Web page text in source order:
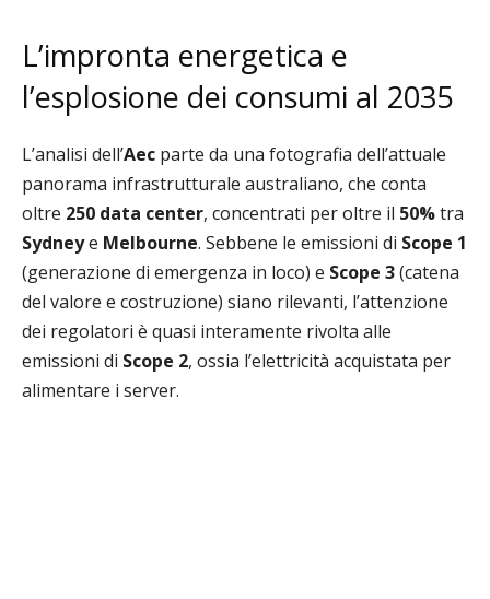
L’impronta energetica e
l’esplosione dei consumi al 2035
L’analisi dell’Aec parte da una fotografia dell’attuale
panorama infrastrutturale australiano, che conta
oltre 250 data center, concentrati per oltre il 50%tra
Sydneye Melbourne. Sebbene le emissioni di Scope 1
(generazione di emergenza in loco) e Scope 3(catena
del valore e costruzione) siano rilevanti, l’attenzione
dei regolatori è quasi interamente rivolta alle
emissioni di Scope 2, ossia l’elettricità acquistata per
alimentare i server.